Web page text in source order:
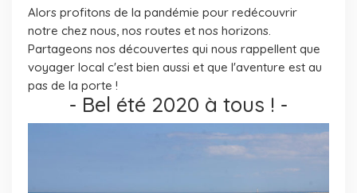
Alors profitons de la pandémie pour redécouvrir
notre chez nous, nos routes et nos horizons.
Partageons nos découvertes qui nous rappellent que
voyager local c'est bien aussi et que l'aventure est au
pas de la porte !
- Bel été 2020 à tous ! -